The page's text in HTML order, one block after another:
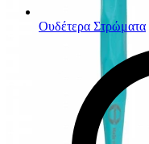
Ουδέτερα Στρώματα